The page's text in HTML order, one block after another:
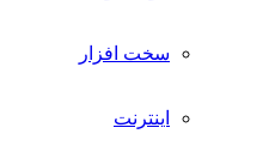
سخت افزار
اینترنت